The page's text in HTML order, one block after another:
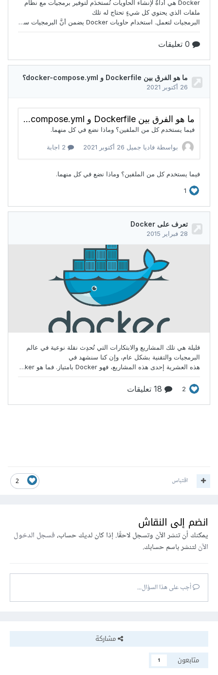
2 اقتباس
انضم إلى النقاش
يمكنك أن تنشر الآن وتسجل لاحقًا. إذا كان لديك حساب،فسجل الدخول
الآنلتنشر باسم حسابك.
أجب على هذا السؤال...
مشاركة
متابعون
1